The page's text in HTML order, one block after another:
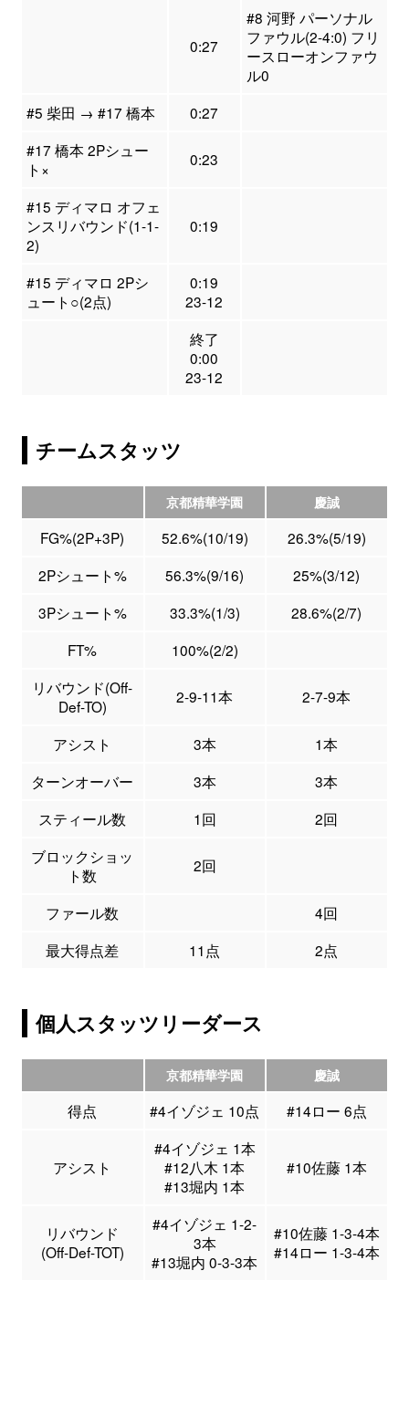
0:27
#8 河野 パーソナル
ファウル(2-4:0) フリ
ースローオンファウ
ル0
#5 柴田 → #17 橋本
0:27
#17 橋本 2Pシュー
ト×
0:23
#15 ディマロ オフェ
ンスリバウンド(1-1-
2)
0:19
#15 ディマロ 2Pシ
ュート○(2点)
0:19
23-12
終了
0:00
23-12
チームスタッツ
京都精華学園 慶誠
FG%(2P+3P) 52.6%(10/19)
26.3%(5/19)
2Pシュート%
56.3%(9/16)
25%(3/12)
3Pシュート%
33.3%(1/3)
28.6%(2/7)
FT%
100%(2/2)
リバウンド(Off-
Def-TO)
2-9-11本 2-7-9本
アシスト 3本
1本
ターンオーバー
3本
3本
スティール数
1回
2回
ブロックショッ
ト数
2回
ファール数
4回
最大得点差
11点 2点
個人スタッツリーダース
京都精華学園 慶誠
得点 #4イゾジェ 10点 #14ロー 6点
アシスト
#4イゾジェ 1本
#12八木 1本
#13堀内 1本
#10佐藤 1本
リバウンド
(Off-Def-TOT)
#4イゾジェ 1-2-
3本
#13堀内 0-3-3本
#10佐藤 1-3-4本
#14ロー 1-3-4本